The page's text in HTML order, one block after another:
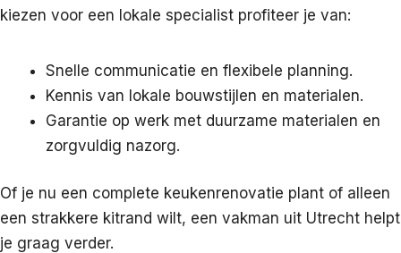
kiezen voor een lokale specialist profiteer je van:
Snelle communicatie en flexibele planning.
Kennis van lokale bouwstijlen en materialen.
Garantie op werk met duurzame materialen en
zorgvuldig nazorg.
Of je nu een complete keukenrenovatie plant of alleen
een strakkere kitrand wilt, een vakman uit Utrecht helpt
je graag verder.